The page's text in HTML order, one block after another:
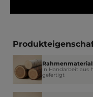
In Handarbeit aus
gefertigt